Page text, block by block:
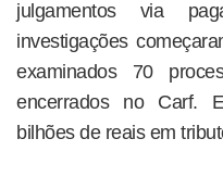
julgamentos via
investigações
examinados 70
encerrados no Carf.
bilhões de reais em